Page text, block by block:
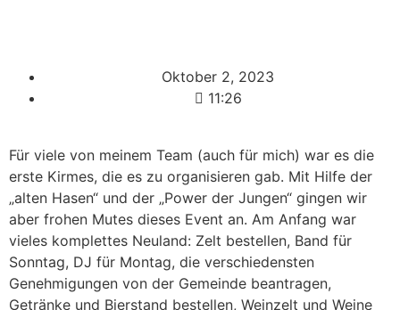
Oktober 2, 2023
11:26
Für viele von meinem Team (auch für mich) war es die
erste Kirmes, die es zu organisieren gab. Mit Hilfe der
„alten Hasen“ und der „Power der Jungen“ gingen wir
aber frohen Mutes dieses Event an. Am Anfang war
vieles komplettes Neuland: Zelt bestellen, Band für
Sonntag, DJ für Montag, die verschiedensten
Genehmigungen von der Gemeinde beantragen,
Getränke und Bierstand bestellen, Weinzelt und Weine